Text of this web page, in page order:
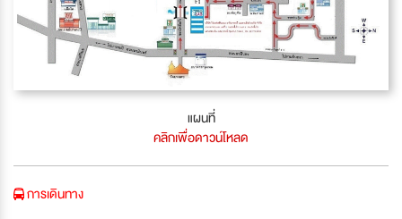
แผนที่
คลิกเพื่อดาวน์โหลด
การเดินทาง